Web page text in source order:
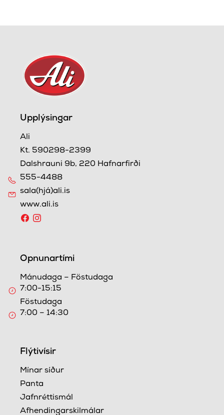
Upplýsingar
Ali
Kt. 590298-2399
Dalshrauni 9b, 220 Hafnarfirði
555-4488
sala(hjá)ali.is
www.ali.is
Opnunartími
Mánudaga – Föstudaga
7:00-15:15
Föstudaga
7:00 – 14:30
Flýtivísir
Mínar síður
Panta
Jafnréttismál
Afhendingarskilmálar